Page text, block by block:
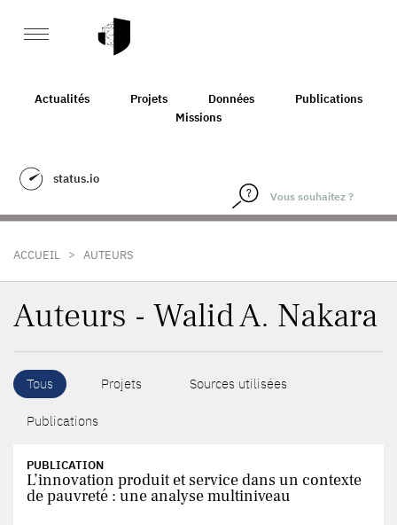
Actualités Projets Données
Publications
Missions
status.io
ACCUEIL > AUTEURS
Auteurs - Walid A. Nakara
Tous Projets Sources utilisées
Publications
PUBLICATION
L’innovation produit et service dans un contexte
de pauvreté : une analyse multiniveau